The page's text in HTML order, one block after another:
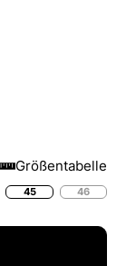
Größentabelle
45 46